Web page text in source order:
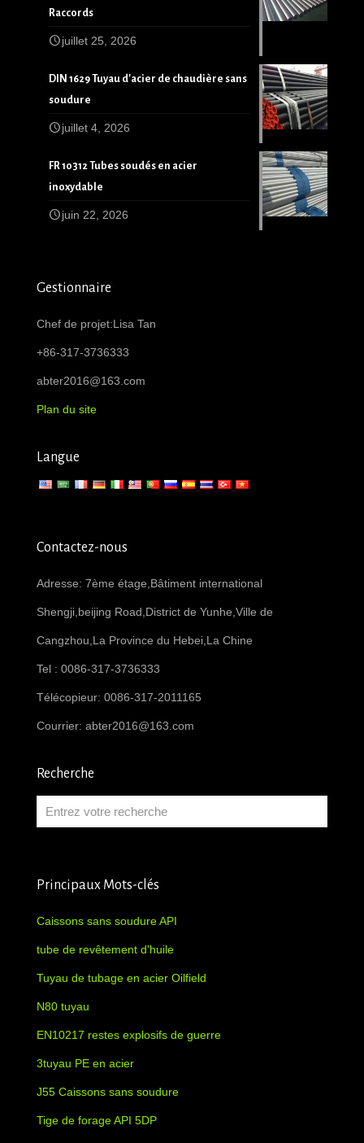
Raccords
juillet 25, 2026
DIN 1629 Tuyau d'acier de chaudière sans
soudure
juillet 4, 2026
FR 10312 Tubes soudés en acier
inoxydable
juin 22, 2026
Gestionnaire
Chef de projet:Lisa Tan
+86-317-3736333
abter2016@163.com
Plan du site
Langue
Contactez-nous
Adresse: 7ème étage,Bâtiment international
Shengji,beijing Road,District de Yunhe,Ville de
Cangzhou,La Province du Hebei,La Chine
Tel : 0086-317-3736333
Télécopieur: 0086-317-2011165
Courrier: abter2016@163.com
Recherche
Principaux Mots-clés
Caissons sans soudure API
tube de revêtement d'huile
Tuyau de tubage en acier Oilfield
N80 tuyau
EN10217 restes explosifs de guerre
3tuyau PE en acier
J55 Caissons sans soudure
Tige de forage API 5DP